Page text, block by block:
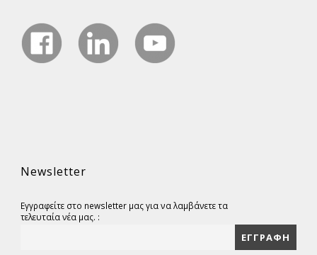
Newsletter
Εγγραφείτε στο newsletter μας για να λαμβάνετε τα
τελευταία νέα μας. :